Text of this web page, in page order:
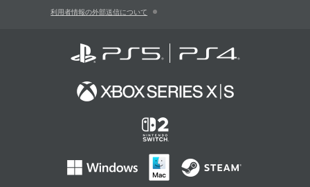
利用者情報の外部送信について